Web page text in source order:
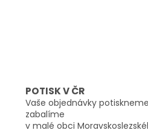
POTISK V ČR
Vaše objednávky
zabalíme
v malé obci